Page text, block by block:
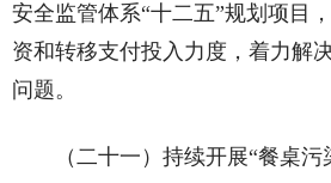
安全监管体系“十二五”规划项目
资和转移支付投入力度，着力解
问题。
（二十一）持续开展“餐桌